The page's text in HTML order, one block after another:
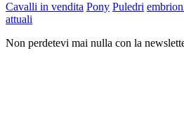
Cavalli in vendita Pony Puledri
attuali
Non perdetevi mai nulla con la